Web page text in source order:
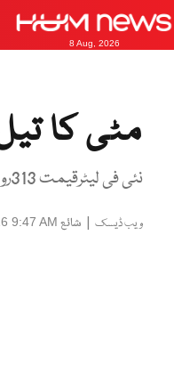
8 Aug, 2026
مٹی کا
نئی فی لیٹرقیمت 313روپے 44 پیسے مقرر کر دی گئی
ویب ڈیسک | شائع 9:47 AM